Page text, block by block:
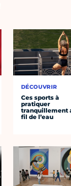
DÉCOUVRIR
Ces sports à
pratiquer
tranquillement
fil de l’eau